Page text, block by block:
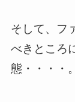
そして、フ
べきところ
態・・・・。